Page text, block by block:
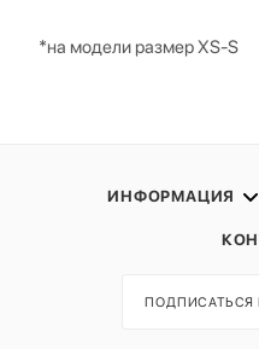
*на модели размер XS-S
ИНФОРМАЦИЯ
ПОДПИСАТЬСЯ